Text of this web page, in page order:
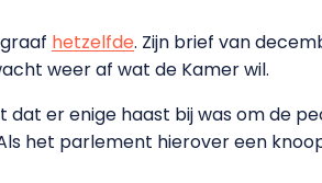
hetzelfde. Zijn brief van
weer af wat de Kamer wil.
dat er enige haast bij was om de
het parlement hierover een